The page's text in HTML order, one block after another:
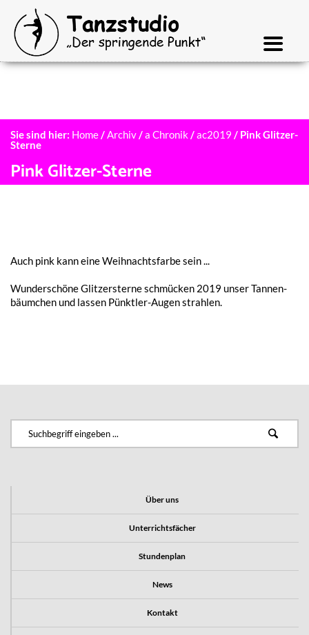
Pink Glitzer-Sterne
Sie sind hier: Home/Archiv/a Chronik/ac2019 / Pink Glitzer-
Sterne
Auch pink kann eine Weih­nachts­far­be sein ...
Wunder­schö­ne Glit­zer­ster­ne schmü­cken 2019 unser Tannen­
bäum­chen und lassen Pünkt­ler-Augen strahlen.
Über uns
Unterrichtsfächer
Stundenplan
News
Kontakt